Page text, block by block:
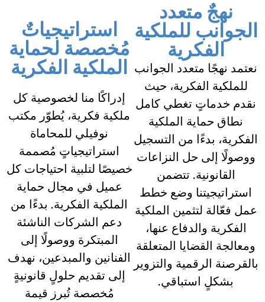
نهجٌ متعدد
الجوانب للملكية
الفكرية
نعتمد نهجًا متعدد الجوانب
للملكية الفكرية، حيث
نقدم خدماتٍ تغطي كامل
نطاق حماية الملكية
الفكرية، بدءًا من التسجيل
ووصولًا إلى حل النزاعات
القانونية. تتضمن
استراتيجيتنا وضع خطط
عمل فعّالة لتثمين الملكية
الفكرية والدفاع عنها،
ومعالجة القضايا المتعلقة
بالقرصنة الرقمية والتزوير
بشكلٍ استباقي.
استراتيجياتٌ
مُخصصة لحماية
الملكية الفكرية
إدراكًا منا لخصوصية كل
ملكية فكرية، يُطوّر مكتب
نوفيلي للمحاماة
استراتيجياتٍ مُصممة
خصيصًا لتلبية احتياجات كل
عميل في مجال حماية
الملكية الفكرية. بدءًا من
دعم الشركات الناشئة
المبتكرة ووصولًا إلى
الفنانين والمبدعين، نهدف
إلى تقديم حلولٍ قانونيةٍ
مُخصصة تُبرز قيمة